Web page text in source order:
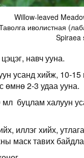
Willow-leaved
иволистная
Spiraea
навч ууна.
усанд хийж, 10-15
өмнө 2-3 удаа ууна.
буцлам халуун
иллэг хийх,
маск тавих